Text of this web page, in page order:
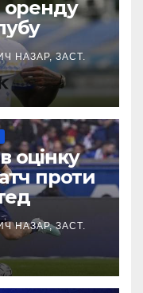
оренду
НАЗАР, ЗАСТ.
оцінку
проти
НАЗАР, ЗАСТ.